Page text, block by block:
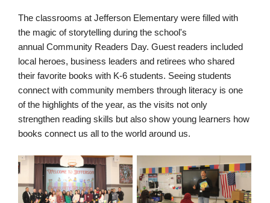
The classrooms at Jefferson Elementary were filled with
the magic of storytelling during the school's
annual Community Readers Day. Guest readers included
local heroes, business leaders and retirees who shared
their favorite books with K-6 students. Seeing students
connect with community members through literacy is one
of the highlights of the year, as the visits not only
strengthen reading skills but also show young learners how
books connect us all to the world around us.